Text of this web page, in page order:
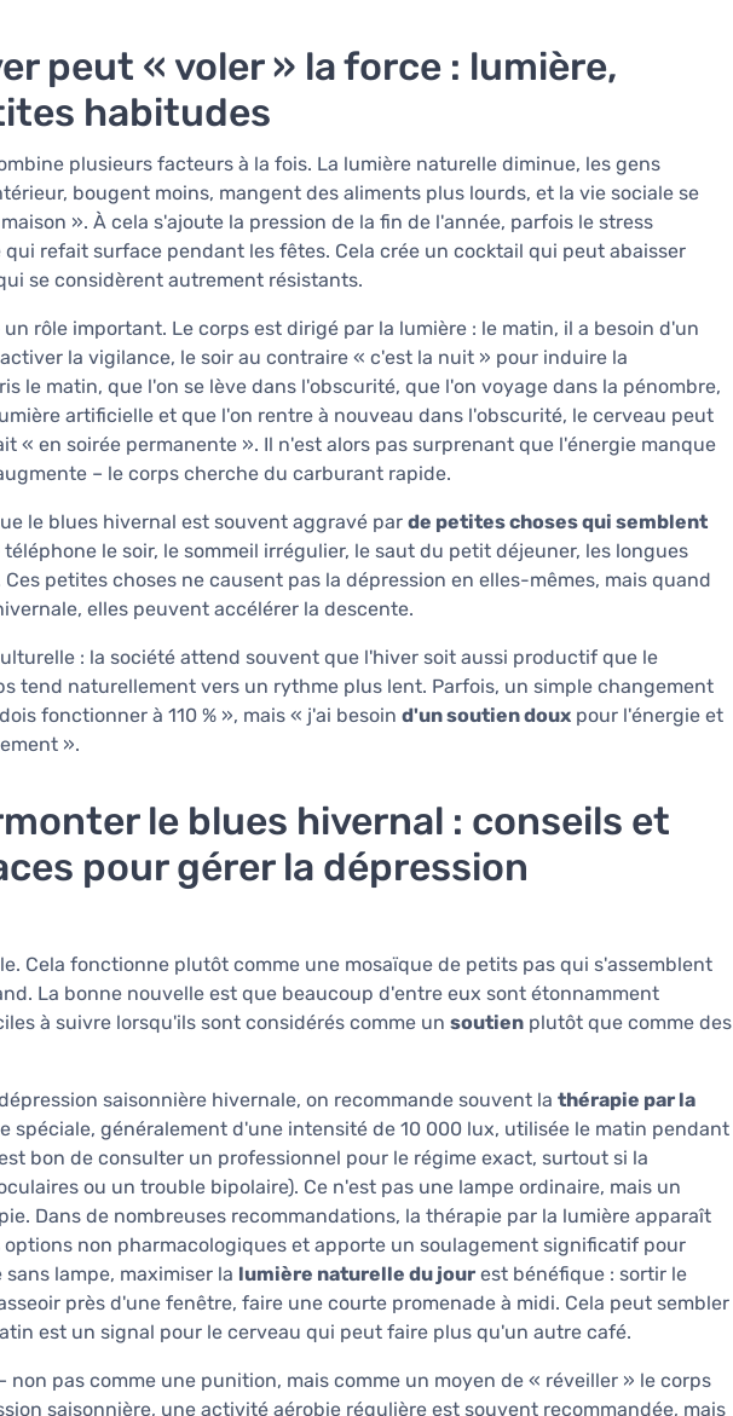
peut « voler » la force : lumière,
habitudes
plusieurs facteurs à la fois. La lumière naturelle diminue, les gens
bougent moins, mangent des aliments plus lourds, et la vie sociale se
». À cela s'ajoute la pression de la fin de l'année, parfois le stress
refait surface pendant les fêtes. Cela crée un cocktail qui peut abaisser
se considèrent autrement résistants.
un rôle important. Le corps est dirigé par la lumière : le matin, il a besoin d'un
la vigilance, le soir au contraire « c'est la nuit » pour induire la
le matin, que l'on se lève dans l'obscurité, que l'on voyage dans la pénombre,
artificielle et que l'on rentre à nouveau dans l'obscurité, le cerveau peut
« en soirée permanente ». Il n'est alors pas surprenant que l'énergie manque
– le corps cherche du carburant rapide.
le blues hivernal est souvent aggravé par de petites choses qui semblent
le soir, le sommeil irrégulier, le saut du petit déjeuner, les longues
petites choses ne causent pas la dépression en elles-mêmes, mais quand
elles peuvent accélérer la descente.
: la société attend souvent que l'hiver soit aussi productif que le
tend naturellement vers un rythme plus lent. Parfois, un simple changement
fonctionner à 110 % », mais « j'ai besoin d'un soutien doux pour l'énergie et
».
le blues hivernal : conseils et
pour gérer la dépression
Cela fonctionne plutôt comme une mosaïque de petits pas qui s'assemblent
La bonne nouvelle est que beaucoup d'entre eux sont étonnamment
à suivre lorsqu'ils sont considérés comme un soutien plutôt que comme des
saisonnière hivernale, on recommande souvent la thérapie par la
spéciale, généralement d'une intensité de 10 000 lux, utilisée le matin pendant
bon de consulter un professionnel pour le régime exact, surtout si la
ou un trouble bipolaire). Ce n'est pas une lampe ordinaire, mais un
Dans de nombreuses recommandations, la thérapie par la lumière apparaît
options non pharmacologiques et apporte un soulagement significatif pour
lampe, maximiser la lumière naturelle du jour est bénéfique : sortir le
près d'une fenêtre, faire une courte promenade à midi. Cela peut sembler
est un signal pour le cerveau qui peut faire plus qu'un autre café.
non pas comme une punition, mais comme un moyen de « réveiller » le corps
saisonnière, une activité aérobie régulière est souvent recommandée, mais